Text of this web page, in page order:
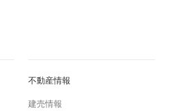
不動産情報
建売情報